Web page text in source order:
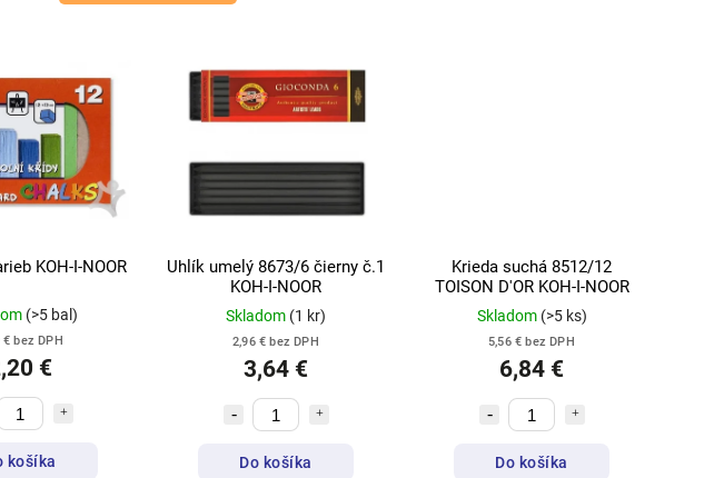
KOH-I-NOOR
(>5 bal)
€ bez DPH
€
košíka
Uhlík umelý 8673/6 čierny č.1
KOH-I-NOOR
Skladom (1 kr)
2,96 € bez DPH
3,64 €
Do košíka
Krieda suchá 8512/12
TOISON D'OR KOH-I-NOOR
Skladom (>5 ks)
5,56 € bez DPH
6,84 €
Do košíka